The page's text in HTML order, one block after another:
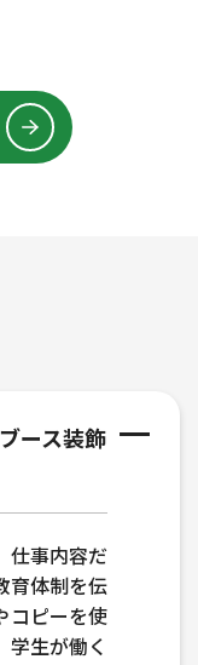
ース装飾
仕事内容だ
育体制を伝
コピーを使
学生が働く